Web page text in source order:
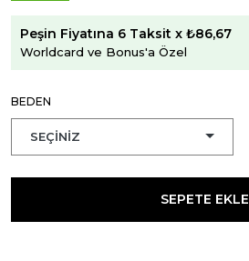
Peşin Fiyatına 6 Taksit x ₺86,67
Worldcard ve Bonus'a Özel
BEDEN
SEPETE EKLE